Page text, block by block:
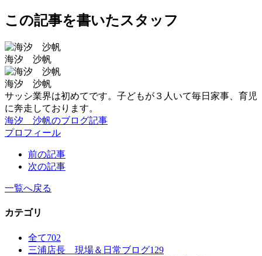
この記事を書いたスタッフ
海汐 沙帆
海汐 沙帆
サッシ業界は初めてです。子どもが３人いて毎日家事、育児
に奔走しております。
海汐 沙帆のブログ記事
プロフィール
前の記事
次の記事
一覧へ戻る
カテゴリ
全て702
三浦店長 現場＆日常ブログ129